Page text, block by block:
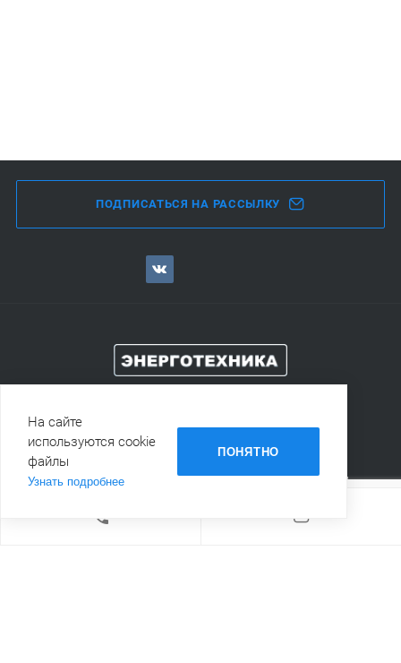
ПОДПИСАТЬСЯ НА РАССЫЛКУ
etehnika@yandex.ru
Адрес: 614051, г.Пермь, ул.Пушкарская, 51, оф. 201
На сайте
используются cookie
файлы
Узнать подробнее
ПОНЯТНО